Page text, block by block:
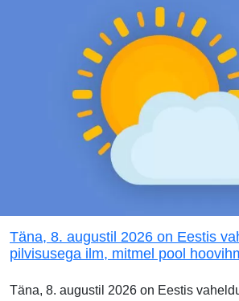
Täna, 8. augustil 2026 on Eestis
pilvisusega ilm, mitmel pool
Täna, 8. augustil 2026 on Eestis